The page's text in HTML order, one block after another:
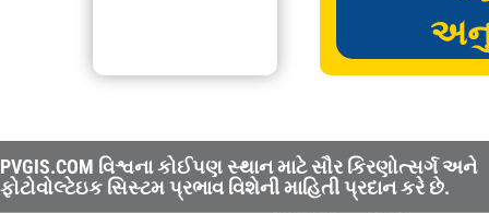
PVGIS.COM વિશ્વના કોઈપણ સ્થાન માટે સૌર કિરણોત્સર્ગ અને
ફોટોવોલ્ટેઇક સિસ્ટમ પ્રભાવ વિશેની માહિતી પ્રદાન કરે છે.